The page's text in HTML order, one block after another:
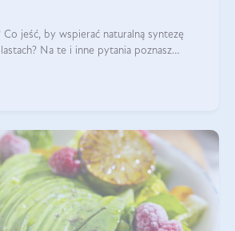
Co jeść, by wspierać naturalną syntezę
Na te i inne pytania poznasz